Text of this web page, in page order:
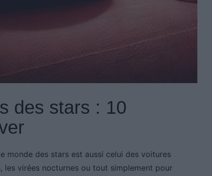
des stars : 10
monde des stars est aussi celui des voitures
les virées nocturnes ou tout simplement pour